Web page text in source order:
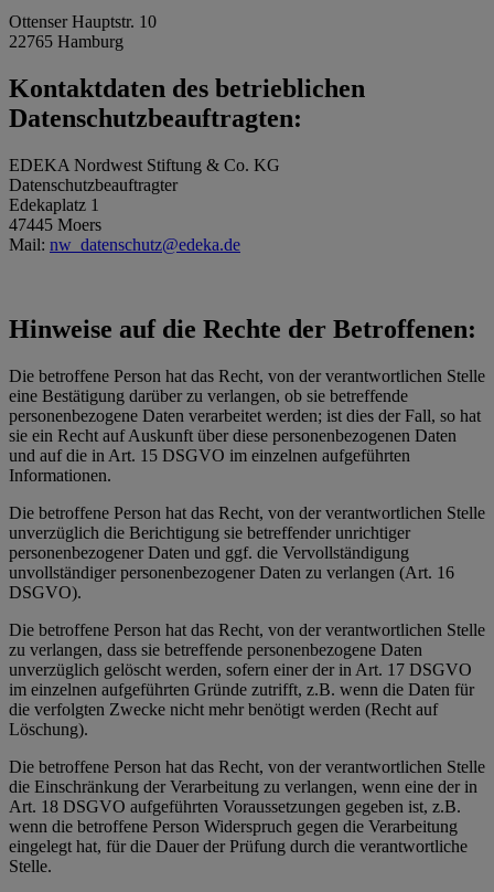
Ottenser Hauptstr. 10
22765 Hamburg
Kontaktdaten des betrieblichen
Datenschutzbeauftragten:
EDEKA Nordwest Stiftung & Co. KG
Datenschutzbeauftragter
Edekaplatz 1
47445 Moers
Mail: nw_datenschutz@edeka.de
Hinweise auf die Rechte der Betroffenen:
Die betroffene Person hat das Recht, von der verantwortlichen Stelle
eine Bestätigung darüber zu verlangen, ob sie betreffende
personenbezogene Daten verarbeitet werden; ist dies der Fall, so hat
sie ein Recht auf Auskunft über diese personenbezogenen Daten
und auf die in Art. 15 DSGVO im einzelnen aufgeführten
Informationen.
Die betroffene Person hat das Recht, von der verantwortlichen Stelle
unverzüglich die Berichtigung sie betreffender unrichtiger
personenbezogener Daten und ggf. die Vervollständigung
unvollständiger personenbezogener Daten zu verlangen (Art. 16
DSGVO).
Die betroffene Person hat das Recht, von der verantwortlichen Stelle
zu verlangen, dass sie betreffende personenbezogene Daten
unverzüglich gelöscht werden, sofern einer der in Art. 17 DSGVO
im einzelnen aufgeführten Gründe zutrifft, z.B. wenn die Daten für
die verfolgten Zwecke nicht mehr benötigt werden (Recht auf
Löschung).
Die betroffene Person hat das Recht, von der verantwortlichen Stelle
die Einschränkung der Verarbeitung zu verlangen, wenn eine der in
Art. 18 DSGVO aufgeführten Voraussetzungen gegeben ist, z.B.
wenn die betroffene Person Widerspruch gegen die Verarbeitung
eingelegt hat, für die Dauer der Prüfung durch die verantwortliche
Stelle.